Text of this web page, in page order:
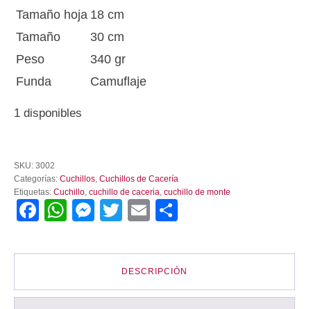
Tamaño hoja 18 cm
Tamaño
30 cm
Peso
340 gr
Funda
Camuflaje
1 disponibles
Combate
3002
cantidad
SKU: 3002
Categorías: Cuchillos Cuchillos de Cacería
Etiquetas: Cuchillo cuchillo de caceria cuchillo de monte
Facebook
WhatsApp
Messenger
TwitterEmail
DESCRIPCIÓN